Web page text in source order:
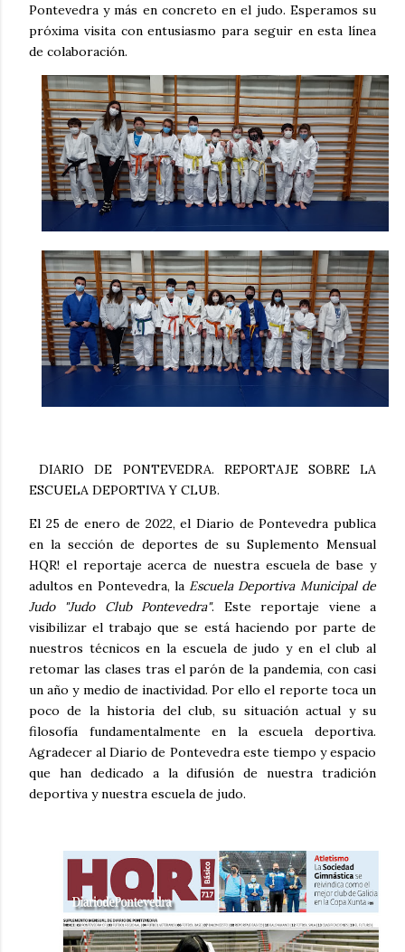
Pontevedra y más en concreto en el judo. Esperamos su
próxima visita con entusiasmo para seguir en esta línea
de colaboración.
DIARIO DE PONTEVEDRA. REPORTAJE SOBRE LA
ESCUELA DEPORTIVA Y CLUB.
El 25 de enero de 2022, el Diario de Pontevedra publica
en la sección de deportes de su Suplemento Mensual
HQR! el reportaje acerca de nuestra escuela de base y
adultos en Pontevedra, la Escuela Deportiva Municipal de
Judo "Judo Club Pontevedra". Este reportaje viene a
visibilizar el trabajo que se está haciendo por parte de
nuestros técnicos en la escuela de judo y en el club al
retomar las clases tras el parón de la pandemia, con casi
un año y medio de inactividad. Por ello el reporte toca un
poco de la historia del club, su situación actual y su
filosofía fundamentalmente en la escuela deportiva.
Agradecer al Diario de Pontevedra este tiempo y espacio
que han dedicado a la difusión de nuestra tradición
deportiva y nuestra escuela de judo.